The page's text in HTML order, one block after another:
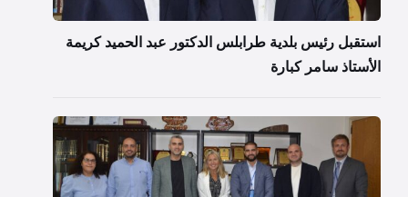
استقبل رئيس بلدية طرابلس الدكتور عبد الحميد كريمة
الأستاذ سامر كبارة